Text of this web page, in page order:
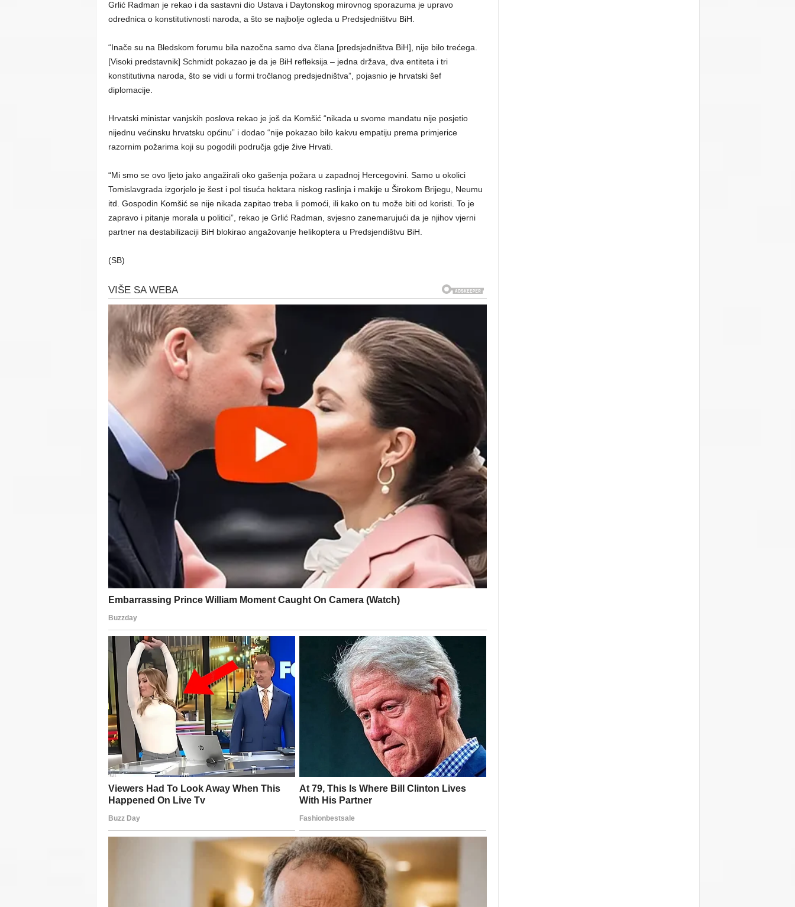
Grlić Radman je rekao i da sastavni dio Ustava i Daytonskog mirovnog sporazuma je upravo
odrednica o konstitutivnosti naroda, a što se najbolje ogleda u Predsjedništvu BiH.
“Inače su na Bledskom forumu bila nazočna samo dva člana [predsjedništva BiH], nije bilo trećega.
[Visoki predstavnik] Schmidt pokazao je da je BiH refleksija – jedna država, dva entiteta i tri
konstitutivna naroda, što se vidi u formi tročlanog predsjedništva”, pojasnio je hrvatski šef
diplomacije.
Hrvatski ministar vanjskih poslova rekao je još da Komšić “nikada u svome mandatu nije posjetio
nijednu većinsku hrvatsku općinu” i dodao “nije pokazao bilo kakvu empatiju prema primjerice
razornim požarima koji su pogodili područja gdje žive Hrvati.
“Mi smo se ovo ljeto jako angažirali oko gašenja požara u zapadnoj Hercegovini. Samo u okolici
Tomislavgrada izgorjelo je šest i pol tisuća hektara niskog raslinja i makije u Širokom Brijegu, Neumu
itd. Gospodin Komšić se nije nikada zapitao treba li pomoći, ili kako on tu može biti od koristi. To je
zapravo i pitanje morala u politici”, rekao je Grlić Radman, svjesno zanemarujući da je njihov vjerni
partner na destabilizaciji BiH blokirao angažovanje helikoptera u Predsjendištvu BiH.
(SB)